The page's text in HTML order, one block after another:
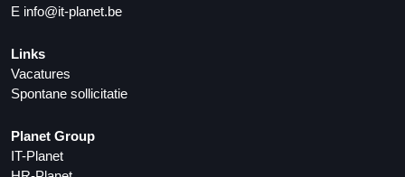
E info@it-planet.be
Links
Vacatures
Spontane sollicitatie
Planet Group
IT-Planet